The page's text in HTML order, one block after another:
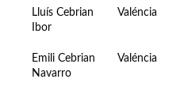
Lluís Cebrian
Ibor
Valéncia
Emili Cebrian
Navarro
Valéncia